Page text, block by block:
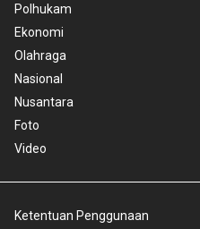
Polhukam
Ekonomi
Olahraga
Nasional
Nusantara
Foto
Video
Ketentuan Penggunaan